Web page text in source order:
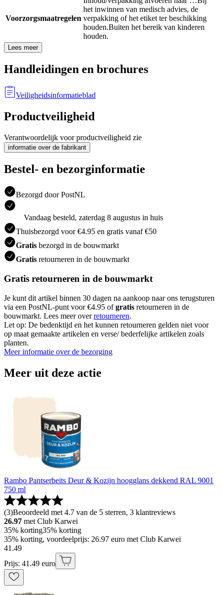
Voorzorgsmaatregelen
het inwinnen van medisch advies, de
verpakking of het etiket ter beschikking
houden.Buiten het bereik van kinderen
houden.
Lees meer
Handleidingen en brochures
Veiligheidsinformatieblad
Productveiligheid
Verantwoordelijk voor productveiligheid zie
informatie over de fabrikant
Bestel- en bezorginformatie
Bezorgd door PostNL
Vandaag besteld, zaterdag 8 augustus in huis
Thuisbezorgd voor €4.95 en gratis vanaf €50
Gratis bezorgd in de bouwmarkt
Gratis retourneren in de bouwmarkt
Gratis retourneren in de bouwmarkt
Je kunt dit artikel binnen 30 dagen na aankoop naar ons terugsturen
via een PostNL-punt voor €4.95 ofgratis retourneren in de
bouwmarkt. Lees meer overretourneren.
Let op: De bedenktijd en het kunnen retourneren gelden niet voor
op maat gemaakte artikelen en verse/ bederfelijke artikelen zoals
planten.
Meer informatie over de bezorging
Meer uit deze actie
Rambo Pantserbeits Deur & Kozijn hoogglans dekkend RAL 9001
750 ml
(3)Beoordeeld met 4.7 van de 5 sterren, 3 klantreviews
26.97 met Club Karwei
35% korting35% korting
35% korting, voordeelprijs: 26.97 euro met Club Karwei
41 .49
Prijs: 41.49 euro